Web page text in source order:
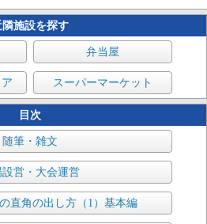
隣施設を探す
弁当屋
スーパーマーケット
目次
随筆・雑文
設営・大会運営
直角の出し方（1）基本編